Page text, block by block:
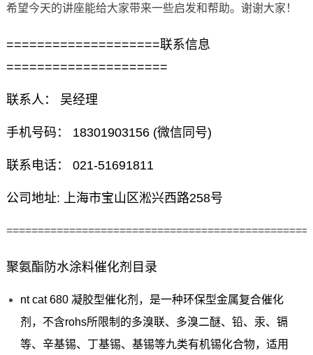
希望今天的讲座能给大家带来一些启发和帮助。谢谢大家！
====================联系信息
=====================
联系人： 吴经理
手机号码： 18301903156 (微信同号)
联系电话： 021-51691811
公司地址: 上海市宝山区淞兴西路258号
聚氨酯防水涂料催化剂目录
nt cat 680 凝胶型催化剂，是一种环保型金属复合催化
剂，不含rohs所限制的多溴联、多溴二醚、铅、汞、镉
等、辛基锡、丁基锡、基锡等九类有机锡化合物，适用